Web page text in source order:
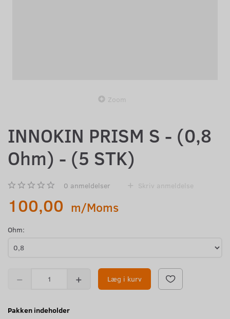
Zoom
INNOKIN PRISM S - (0,8
Ohm) - (5 STK)
0 anmeldelser Skriv anmeldelse
100,00 m/Moms
Ohm:
Læg i kurv
Pakken indeholder